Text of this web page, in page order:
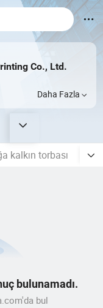
Co., Ltd.
Daha Fazla
kalkın torbası
bulunamadı.
bul